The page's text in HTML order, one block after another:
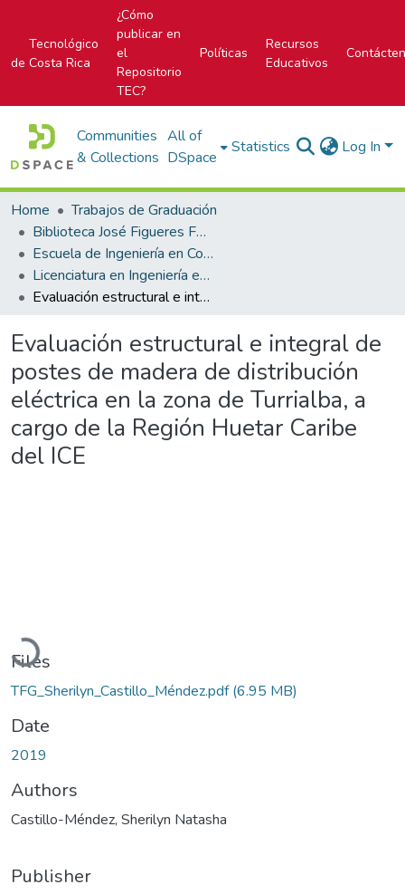
Tecnológico
de Costa Rica
¿Cómo
publicar en
el
Repositorio
TEC?
Políticas
Recursos
Educativos
Communities
& Collections
All of
DSpace
Statistics Log In
Home
Trabajos de Graduación
Biblioteca José Figueres Ferrer
Escuela de Ingeniería en Construcción
Licenciatura en Ingeniería en Construcción
Evaluación estructural e integral de postes de madera de distribución eléctrica en la zona de Turrialba, a cargo de la Región Huetar Caribe del ICE
Evaluación estructural e integral de
postes de madera de distribución
eléctrica en la zona de Turrialba, a
cargo de la Región Huetar Caribe
del ICE
Loading...
Files
TFG_Sherilyn_Castillo_Méndez.pdf(6.95 MB)
Date
2019
Authors
Castillo-Méndez, Sherilyn Natasha
Publisher